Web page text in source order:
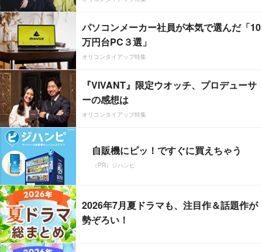
パソコンメーカー社員が本気で選んだ「10
万円台PC３選」
オリコンタイアップ特集
『VIVANT』限定ウオッチ、プロデューサ
ーの感想は
オリコンタイアップ特集
自販機にピッ！ですぐに買えちゃう
（PR）ジハンピ
2026年7月夏ドラマも、注目作＆話題作が
勢ぞろい！